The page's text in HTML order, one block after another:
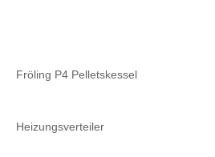
Fröling P4 Pelletskessel
Heizungsverteiler